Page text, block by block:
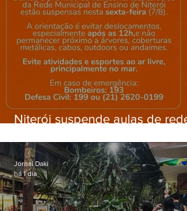
Niterói suspende aulas de rede
ventos fortes nesta sexta (7)
Jornal Daki
há 1 dia